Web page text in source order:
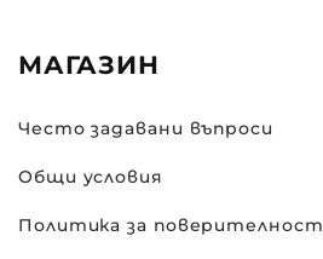
МАГАЗИН
Често задавани въпроси
Общи условия
Политика за поверителност